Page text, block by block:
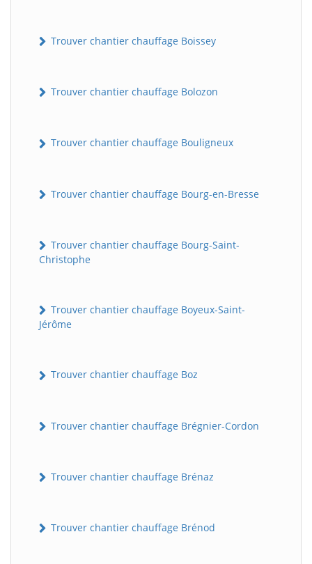
Trouver chantier chauffage Boissey
Trouver chantier chauffage Bolozon
Trouver chantier chauffage Bouligneux
Trouver chantier chauffage Bourg-en-Bresse
Trouver chantier chauffage Bourg-Saint-
Christophe
Trouver chantier chauffage Boyeux-Saint-
Jérôme
Trouver chantier chauffage Boz
Trouver chantier chauffage Brégnier-Cordon
Trouver chantier chauffage Brénaz
Trouver chantier chauffage Brénod